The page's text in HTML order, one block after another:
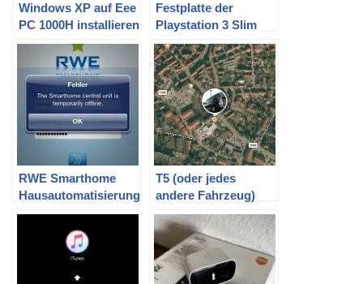
Windows XP auf Eee
PC 1000H installieren
Festplatte der
Playstation 3 Slim
wechseln
RWE Smarthome
Hausautomatisierung
im Selbsttest
T5 (oder jedes
andere Fahrzeug)
günstig per GPS
tracken mit altem
iPhone